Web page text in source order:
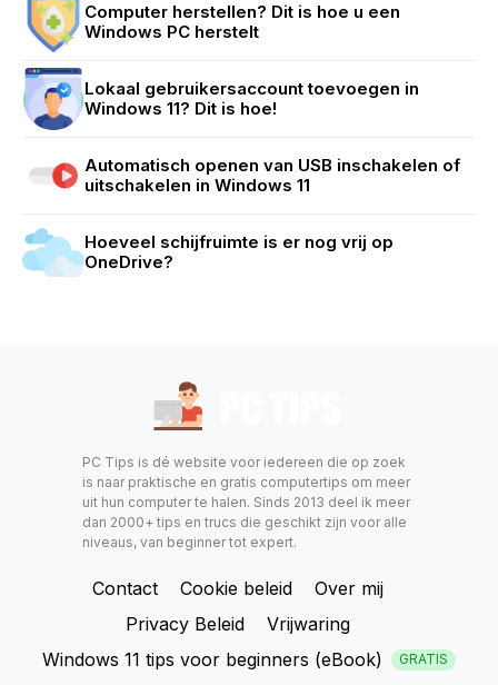
Computer herstellen? Dit is hoe u een
Windows PC herstelt
Lokaal gebruikersaccount toevoegen in
Windows 11? Dit is hoe!
Automatisch openen van USB inschakelen of
uitschakelen in Windows 11
Hoeveel schijfruimte is er nog vrij op
OneDrive?
PC Tips is dé website voor iedereen die op zoek
is naar praktische en gratis computertips om meer
uit hun computer te halen. Sinds 2013 deel ik meer
dan 2000+ tips en trucs die geschikt zijn voor alle
niveaus, van beginner tot expert.
Contact Cookie beleid
Over mij
Privacy Beleid
Vrijwaring
Windows 11 tips voor beginners (eBook)
GRATIS